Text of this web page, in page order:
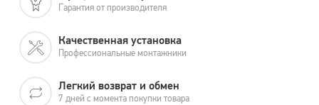
Гарантия от производителя
Качественная установка
Профессиональные монтажники
Легкий возврат и обмен
7 дней с момента покупки товара